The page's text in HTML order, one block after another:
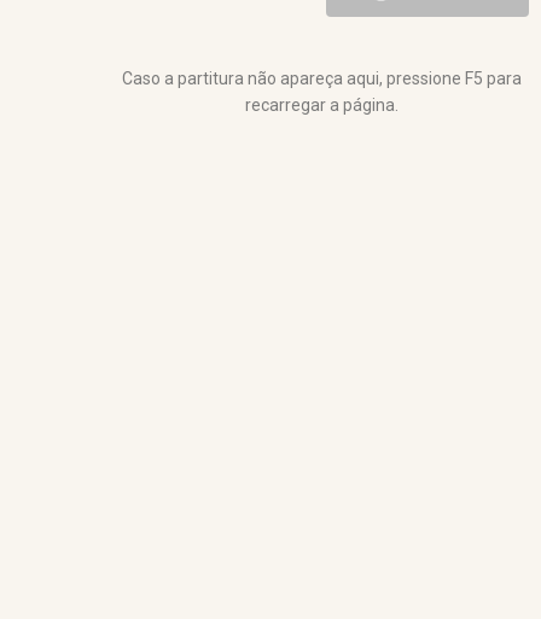
Caso a partitura não apareça aqui, pressione F5 para
recarregar a página.